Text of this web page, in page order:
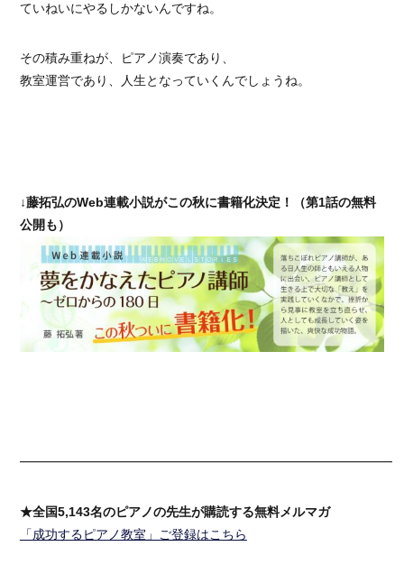
ていねいにやるしかないんですね。
その積み重ねが、ピアノ演奏であり、
教室運営であり、人生となっていくんでしょうね。
↓藤拓弘のWeb連載小説がこの秋に書籍化決定！（第1話の無料
公開も）
★全国5,143名のピアノの先生が購読する無料メルマガ
「成功するピアノ教室」ご登録はこちら